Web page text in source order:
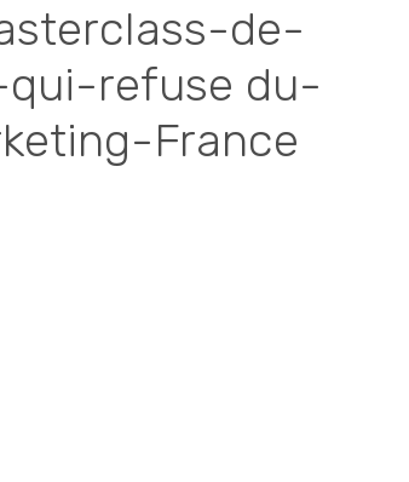
de-
refuse du-
France